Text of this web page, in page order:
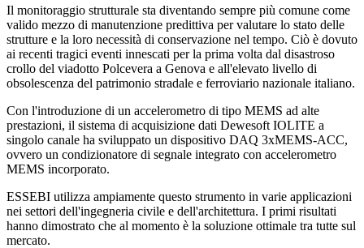
Il monitoraggio strutturale sta diventando sempre più comune come
valido mezzo di manutenzione predittiva per valutare lo stato delle
strutture e la loro necessità di conservazione nel tempo. Ciò è dovuto
ai recenti tragici eventi innescati per la prima volta dal disastroso
crollo del viadotto Polcevera a Genova e all'elevato livello di
obsolescenza del patrimonio stradale e ferroviario nazionale italiano.
Con l'introduzione di un accelerometro di tipo MEMS ad alte
prestazioni, il sistema di acquisizione dati Dewesoft IOLITE a
singolo canale ha sviluppato un dispositivo DAQ 3xMEMS-ACC,
ovvero un condizionatore di segnale integrato con accelerometro
MEMS incorporato.
ESSEBI utilizza ampiamente questo strumento in varie applicazioni
nei settori dell'ingegneria civile e dell'architettura. I primi risultati
hanno dimostrato che al momento è la soluzione ottimale tra tutte sul
mercato.